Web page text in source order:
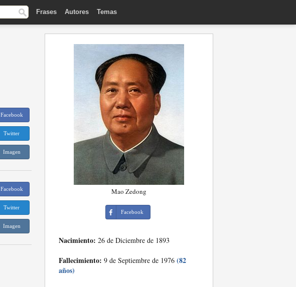
Frases Autores Temas
Facebook
Twitter
Imagen
Facebook
Twitter
Imagen
Mao Zedong
Facebook
Nacimiento: 26 de Diciembre de 1893
Fallecimiento: 9 de Septiembre de 1976 (82
años)